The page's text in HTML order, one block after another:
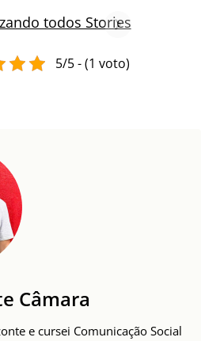
todos Stories
mineira
5/5 - (1 voto)
Câmara
e cursei Comunicação Social